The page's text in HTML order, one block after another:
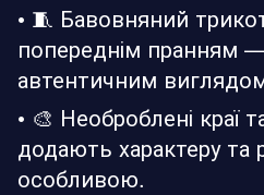
• 🧵 Бавовняний
попереднім пранням
автентичним
• 🎨 Необроблені краї
додають характеру та
особливою.